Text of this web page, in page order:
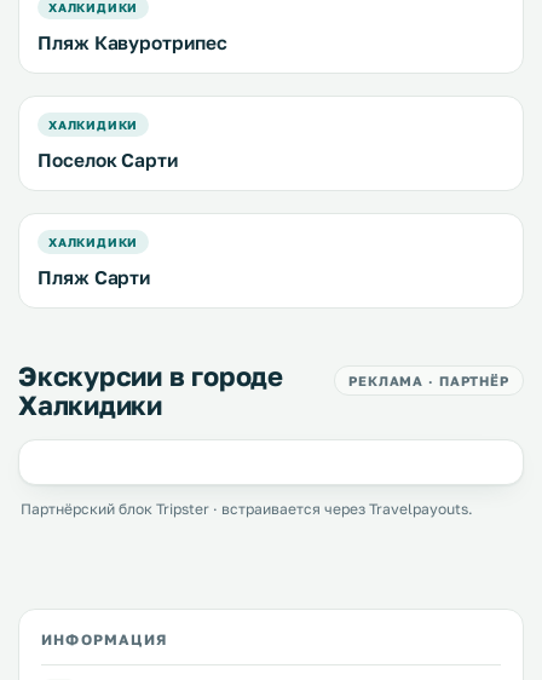
ХАЛКИДИКИ
Пляж Кавуротрипес
ХАЛКИДИКИ
Поселок Сарти
ХАЛКИДИКИ
Пляж Сарти
Экскурсии в городе
Халкидики
РЕКЛАМА · ПАРТНЁР
Партнёрский блок Tripster · встраивается через Travelpayouts.
ИНФОРМАЦИЯ